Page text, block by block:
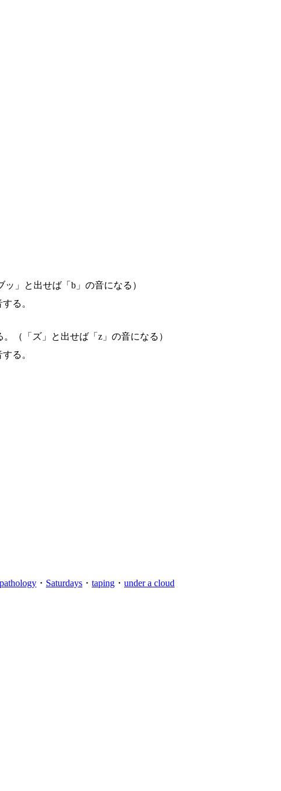
」と出せば「b」の音になる）
る。
（「ズ」と出せば「z」の音になる）
る。
・ Saturdays ・ taping ・ under a cloud